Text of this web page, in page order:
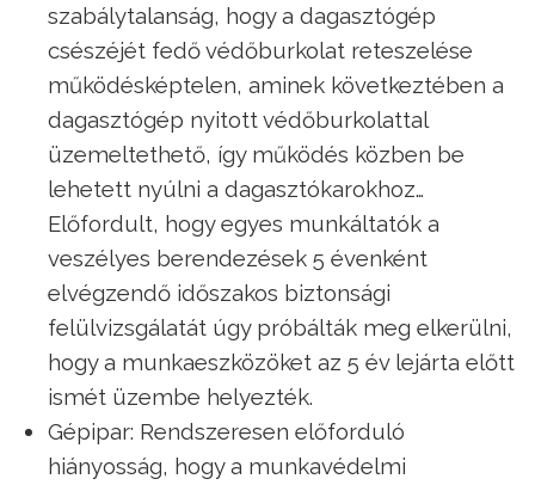
szabálytalanság, hogy a dagasztógép
csészéjét fedő védőburkolat reteszelése
működésképtelen, aminek következtében a
dagasztógép nyitott védőburkolattal
üzemeltethető, így működés közben be
lehetett nyúlni a dagasztókarokhoz…
Előfordult, hogy egyes munkáltatók a
veszélyes berendezések 5 évenként
elvégzendő időszakos biztonsági
felülvizsgálatát úgy próbálták meg elkerülni,
hogy a munkaeszközöket az 5 év lejárta előtt
ismét üzembe helyezték.
Gépipar: Rendszeresen előforduló
hiányosság, hogy a munkavédelmi